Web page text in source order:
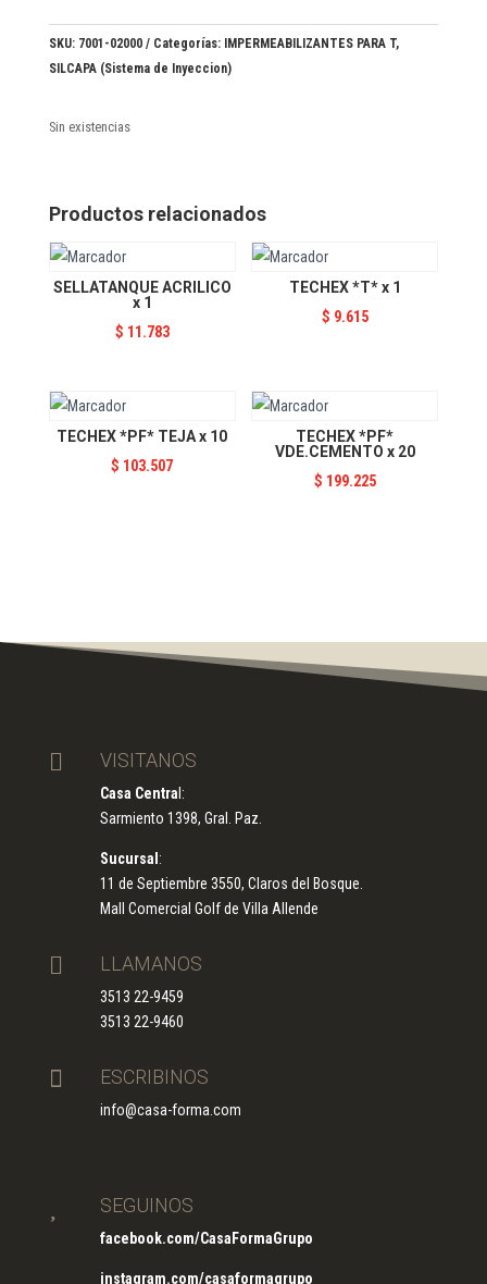
SKU: 7001-02000 Categorías: IMPERMEABILIZANTES PARA T,
SILCAPA (Sistema de Inyeccion)
Sin existencias
Productos relacionados
SELLATANQUE ACRILICO
x 1
$ 11.783
TECHEX *T* x 1
$ 9.615
TECHEX *PF* TEJA x 10
$ 103.507
TECHEX *PF*
VDE.CEMENTO x 20
$ 199.225
 VISITANOS
Casa Centra l:
Sarmiento 1398, Gral. Paz.
Sucursal :
11 de Septiembre 3550, Claros del Bosque.
Mall Comercial Golf de Villa Allende
 LLAMANOS
3513 22-9459
3513 22-9460
 ESCRIBINOS
info@casa-forma.com
SEGUINOS
facebook.com/CasaFormaGrupo
instagram.com/casaformagrupo